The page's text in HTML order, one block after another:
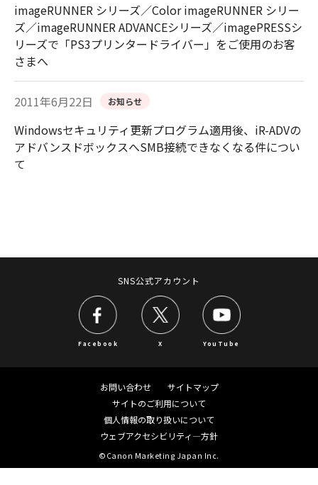
imageRUNNER シリーズ／Color imageRUNNER シリー
ズ／imageRUNNER ADVANCEシリーズ／imagePRESSシ
リーズで「PS3プリンタードライバー」をご使用のお客
さまへ
2011年6月22日 お知らせ
Windowsセキュリティ更新プログラム適用後、iR-ADVの
アドバンスドボックスへSMB接続できなくなる件につい
て
SNS公式アカウント
Facebook X YouTube
お問い合わせ
サイトマップ
サイトのご利用について
個人情報の取り扱いについて
ウェブアクセシビリティ―方針
©Canon Marketing Japan Inc.